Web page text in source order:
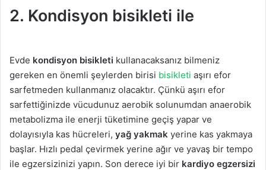
2. Kondisyon bisikleti ile
Evde kondisyon bisikleti kullanacaksanız bilmeniz
gereken en önemli şeylerden birisi bisikleti aşırı efor
sarfetmeden kullanmanız olacaktır. Çünkü aşırı efor
sarfettiğinizde vücudunuz aerobik solunumdan anaerobik
metabolizma ile enerji tüketimine geçiş yapar ve
dolayısıyla kas hücreleri, yağ yakmak yerine kas yakmaya
başlar. Hızlı pedal çevirmek yerine ağır ve yavaş bir tempo
ile egzersizinizi yapın. Son derece iyi bir kardiyo egzersizi